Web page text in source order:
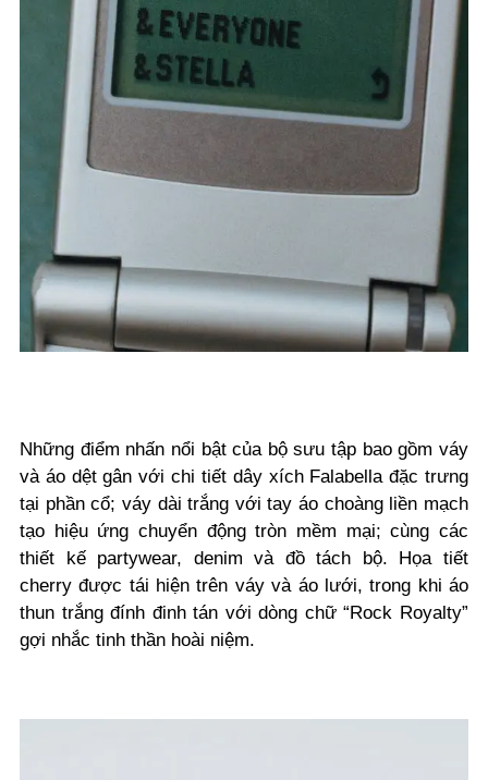
Những điểm nhấn nổi bật của bộ sưu tập bao gồm váy
và áo dệt gân với chi tiết dây xích Falabella đặc trưng
tại phần cổ; váy dài trắng với tay áo choàng liền mạch
tạo hiệu ứng chuyển động tròn mềm mại; cùng các
thiết kế partywear, denim và đồ tách bộ. Họa tiết
cherry được tái hiện trên váy và áo lưới, trong khi áo
thun trắng đính đinh tán với dòng chữ “Rock Royalty”
gợi nhắc tinh thần hoài niệm.